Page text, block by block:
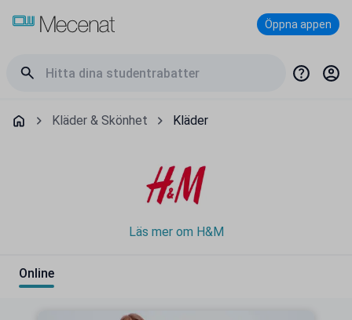
Öppna appen
Kläder & Skönhet Kläder
Läs mer om H&M
Online